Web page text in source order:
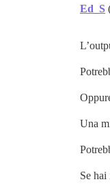
Ed_S
Una
Se